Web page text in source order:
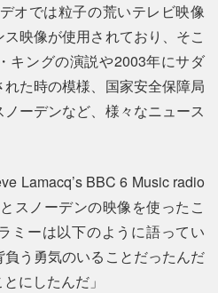
オでは粒子の荒いテレビ映像
映像が使用されており、そこ
キングの演説や2003年にサダ
た時の模様、国家安全保障局
ーデンなど、様々なニュース
Lamacq’s BBC 6 Music radio
スノーデンの映像を使ったこ
ミーは以下のように語ってい
う勇気のいることだったんだ
にしたんだ」